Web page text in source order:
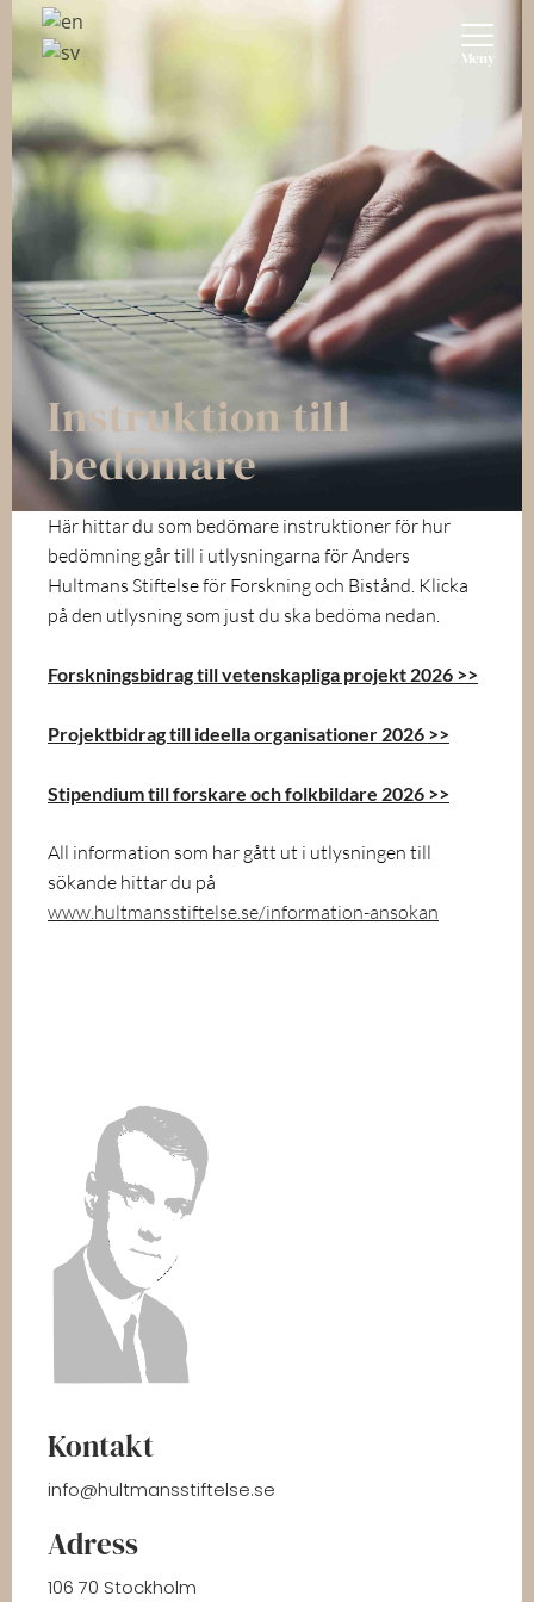
Meny
Instruktion till
bedömare
Här hittar du som bedömare instruktioner för hur
bedömning går till i utlysningarna för Anders
Hultmans Stiftelse för Forskning och Bistånd. Klicka
på den utlysning som just du ska bedöma nedan.
Forskningsbidrag till vetenskapliga projekt 2026 >>
Projektbidrag till ideella organisationer 2026 >>
Stipendium till forskare och folkbildare 2026 >>
All information som har gått ut i utlysningen till
sökande hittar du på
www.hultmansstiftelse.se/information-ansokan
Adress
106 70 Stockholm
Kontakt
info@hultmansstiftelse.se